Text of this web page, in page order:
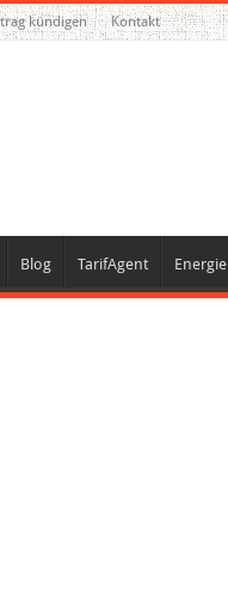
kündigen Kontakt
Blog TarifAgent Energie